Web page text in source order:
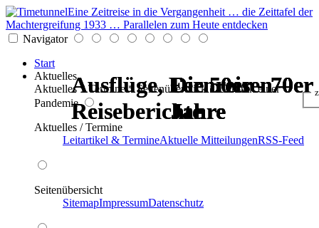
Eine Zeitreise in die Vergangenheit … die Zeittafel der
Machtergreifung 1933 … Parallelen zum Heute entdecken
Navigator
Start
Aktuelles
Aktuelles * Termine * Seitenüberblick * Chronik einer
Pandemie
Aktuelles / Termine
Leitartikel & TermineAktuelle MitteilungenRSS-Feed
Seitenübersicht
SitemapImpressumDatenschutz
Die 50er - 70er
Jahre
Ausflüge, Fernreisen –
Reiseberichte
Die 50er - 70er
Jahre
Die 50er - 70er
Jahre
Ausflüge, Fernreisen –
Reiseberichte
Die 50er - 70er
Jahre